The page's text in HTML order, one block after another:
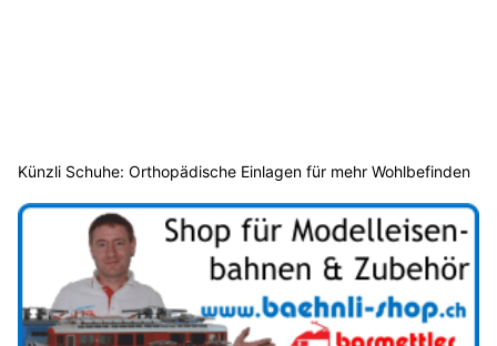
Künzli Schuhe: Orthopädische Einlagen für mehr Wohlbefinden